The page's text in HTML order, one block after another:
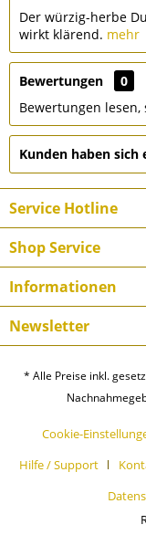
Der würzig-herbe
wirkt klärend. mehr
Bewertungen
0
Bewertungen
Kunden haben sich
Service Hotline
Shop Service
Informationen
Newsletter
* Alle Preise inkl.
Cookie-
Hilfe / Support